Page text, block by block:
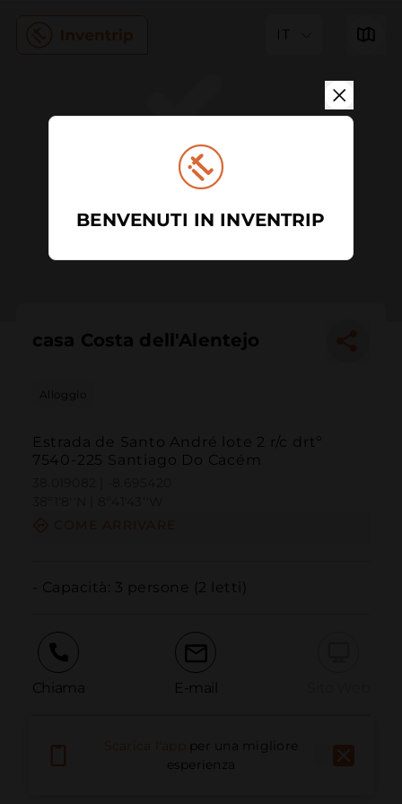
IT
casa Costa dell'Alentejo
Alloggio
Estrada de Santo André lote 2 r/c drtº
7540-225 Santiago Do Cacém
- Capacità: 3 persone (2 letti)
Chiama E-mail
Segnala problemaper una migliore
esperienza
BENVENUTI IN INVENTRIP